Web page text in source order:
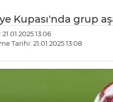
Kupası'nda grup
13:06
Tarihi: 21.01.2025 13:08